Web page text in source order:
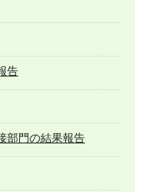
告
部門の結果報告